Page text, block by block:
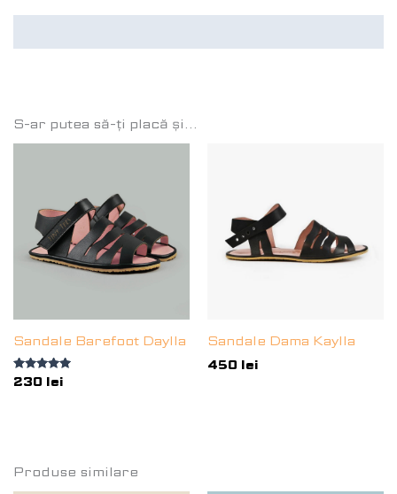
singure
S-ar putea să-ți placă și…
Sandale Barefoot Daylla
Evaluat la
5.00
230 lei
Sandale Dama Kaylla
450 lei
Produse similare